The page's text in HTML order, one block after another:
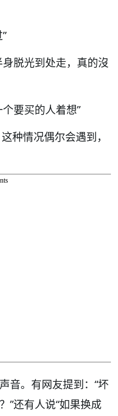
脱光到处走，真的沒
要买的人着想”
种情况偶尔会遇到，
音。有网友提到：“坏
”还有人说“如果换成